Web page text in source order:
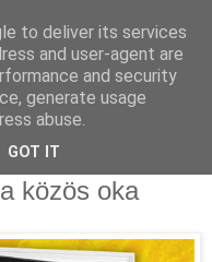
közös oka
to deliver its services
and user-agent are
and security
generate usage
abuse.
GOT IT